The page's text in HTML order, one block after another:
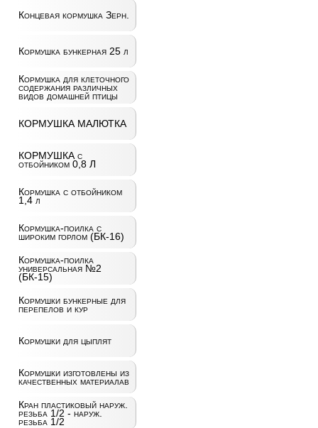
Концевая кормушка Зерн.
Кормушка бункерная 25 л
Кормушка для клеточного
содержания различных
видов домашней птицы
КОРМУШКА МАЛЮТКА
КОРМУШКА с
отбойником 0,8 Л
Кормушка с отбойником
1,4 л
Кормушка-поилка с
широким горлом (БК-16)
Кормушка-поилка
универсальная №2
(БК-15)
Кормушки бункерные для
перепелов и кур
Кормушки для цыплят
Кормушки изготовлены из
качественных материалав
Кран пластиковый наруж.
резьба 1/2 - наруж.
резьба 1/2